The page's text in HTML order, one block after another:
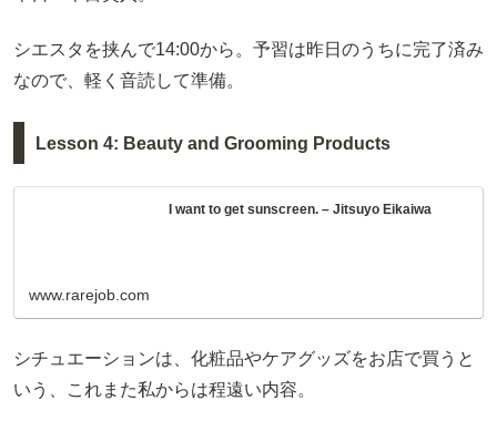
シエスタを挟んで14:00から。予習は昨日のうちに完了済み
なので、軽く音読して準備。
Lesson 4: Beauty and Grooming Products
I want to get sunscreen. – Jitsuyo Eikaiwa
www.rarejob.com
シチュエーションは、化粧品やケアグッズをお店で買うと
いう、これまた私からは程遠い内容。